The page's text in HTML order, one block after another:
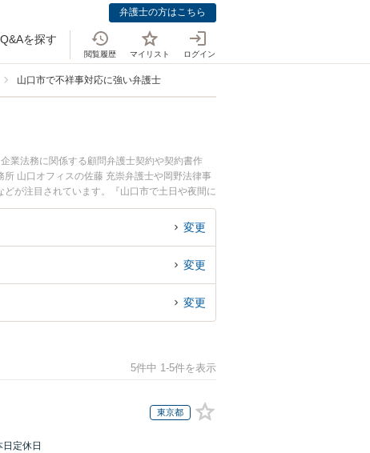
弁護士の方はこちら
を探す
閲覧履歴 マイリスト ログイン
山口市で不祥事対応に強い弁護士
業法務に関係する顧問弁護士契約や契約書作
山口オフィスの佐藤 充崇弁護士や岡野法律事
が注目されています。『山口市で土日や夜間に
い』『初回相談無料で不祥事対応を法律相談で
変更
変更
変更
5件中 1-5件を表示
東京都
定休日